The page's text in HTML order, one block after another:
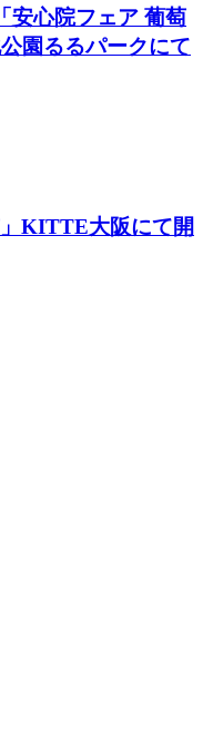
安心院フェア 葡萄
園るるパークにて
KITTE大阪にて開